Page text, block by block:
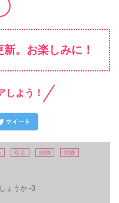
。お楽しみに！
しよう！
年上 結婚
溺愛
ょうか -3